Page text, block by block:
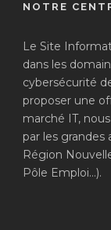
NOTRE
Le Site
dans les
cybersécurité
proposer une
marché IT,
par les grandes
Région
Pôle Emploi…).